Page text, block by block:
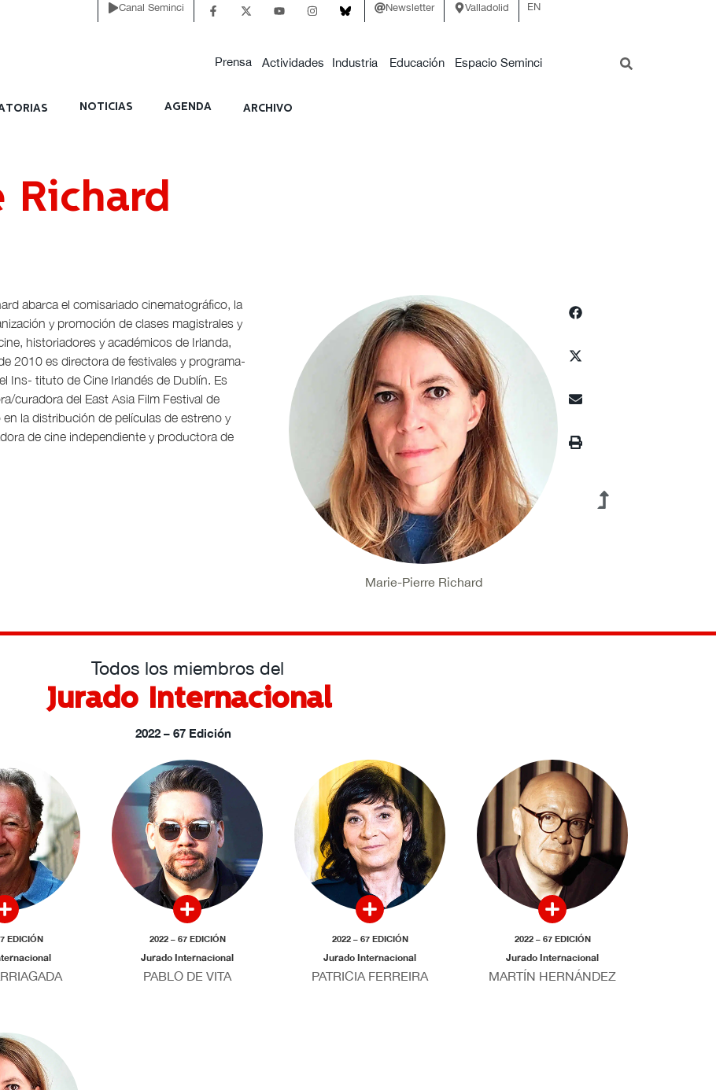
Canal Seminci Newsletter Valladolid EN
Prensa Actividades Industria Educación Espacio Seminci
NOTICIAS AGENDA ARCHIVO
Richard
abarca el comisariado cinematográfico, la
y promoción de clases magistrales y
historiadores y académicos de Irlanda,
2010 es directora de festivales y programa-
Ins- tituto de Cine Irlandés de Dublín. Es
curadora del East Asia Film Festival de
la distribución de películas de estreno y
de cine independiente y productora de
Marie-Pierre Richard
Todos los miembros del
Jurado Internacional
2022 – 67 Edición
EDICIÓN 2022 – 67 EDICIÓN
Jurado Internacional
PABLO DE VITA
2022 – 67 EDICIÓN
Jurado Internacional
PATRICIA FERREIRA
2022 – 67 EDICIÓN
Jurado Internacional
MARTÍN HERNÁNDEZ